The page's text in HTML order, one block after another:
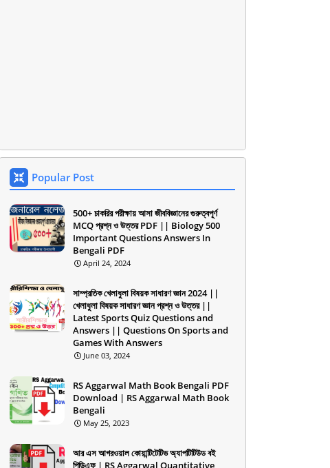
Popular Post
500+ চাকরির পরীক্ষায় আসা জীববিজ্ঞানের গুরুত্বপূর্ণ
MCQ প্রশ্ন ও উত্তর PDF || Biology 500
Important Questions Answers In
Bengali PDF
April 24, 2024
সাম্প্রতিক খেলাধুলা বিষয়ক সাধারণ জ্ঞান 2024 ||
খেলাধুলা বিষয়ক সাধারণ জ্ঞান প্রশ্ন ও উত্তর ||
Latest Sports Quiz Questions and
Answers || Questions On Sports and
Games With Answers
June 03, 2024
RS Aggarwal Math Book Bengali PDF
Download | RS Aggarwal Math Book
Bengali
May 25, 2023
আর এস আগরওয়াল কোয়ান্টিটেটিভ অ্যাপটিটিউড বই
পিডিএফ | RS Aggarwal Quantitative